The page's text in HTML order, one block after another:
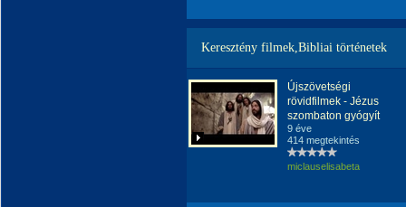
Keresztény filmek,Bibliai történetek
Újszövetségi
rövidfilmek - Jézus
szombaton gyógyít
9 éve
414 megtekintés
miclauselisabeta